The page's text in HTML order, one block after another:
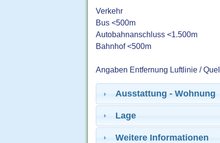
Verkehr
Bus <500m
Autobahnanschluss <1.500m
Bahnhof <500m
Angaben Entfernung Luftlinie /
Ausstattung - Wohnung
Lage
Weitere Informationen